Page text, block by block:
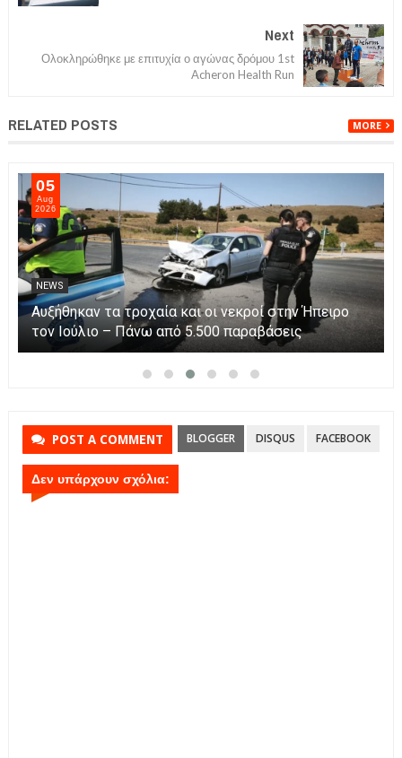
Next
Ολοκληρώθηκε με επιτυχία ο αγώνας δρόμου 1st
Acheron Health Run
RELATED POSTS MORE
05
Aug
2026
NEWS
Αυξήθηκαν τα τροχαία και οι νεκροί στην Ήπειρο
τον Ιούλιο – Πάνω από 5.500 παραβάσεις
POST A COMMENT BLOGGER DISQUS FACEBOOK
Δεν υπάρχουν σχόλια: